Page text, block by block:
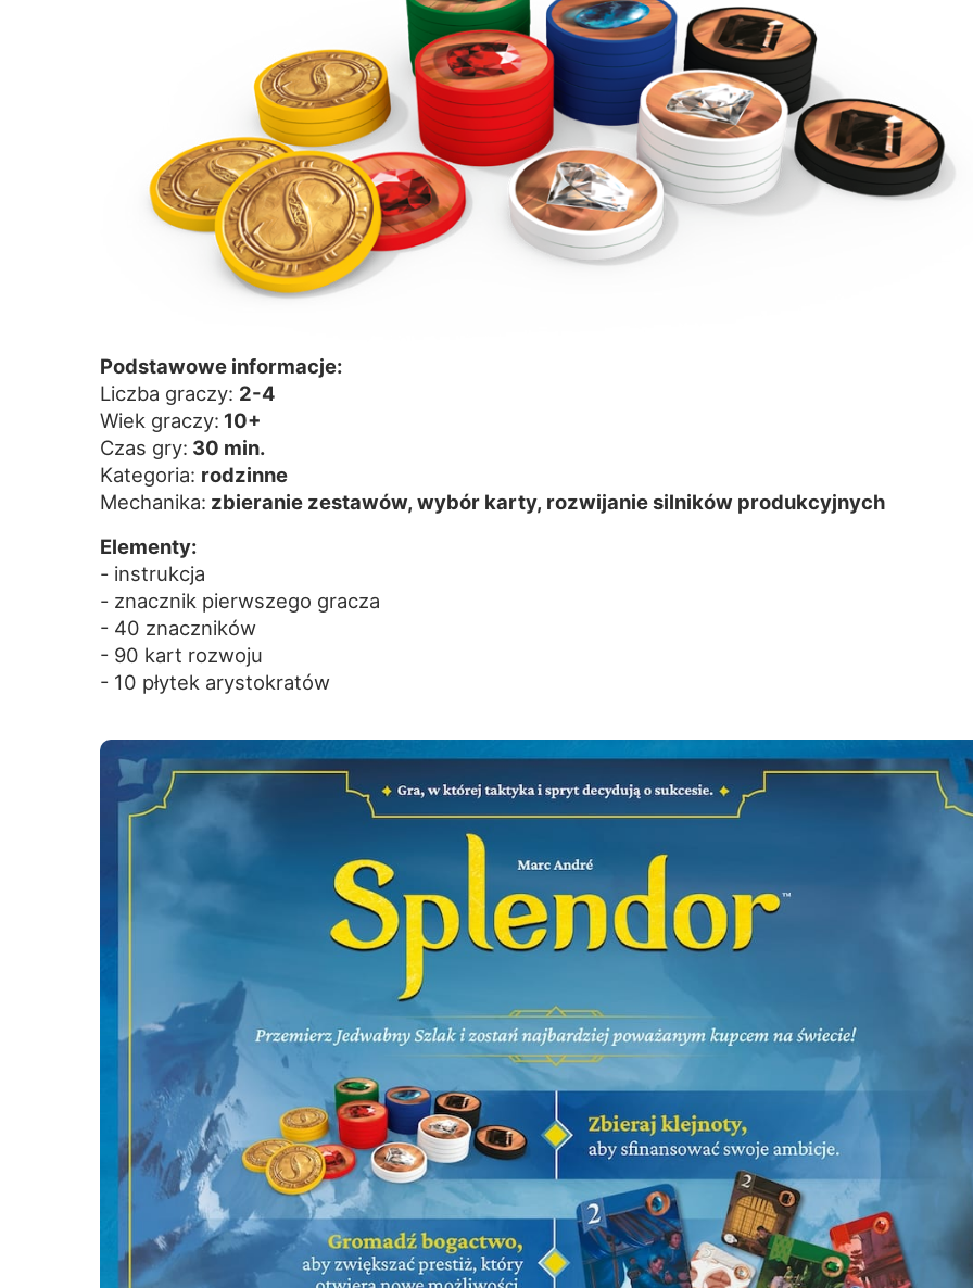
Podstawowe informacje:
Liczba graczy: 2-4
Wiek graczy: 10+
Czas gry: 30 min.
Kategoria: rodzinne
Mechanika: zbieranie zestawów, wybór karty, rozwijanie silników produkcyjnych
Elementy:
- instrukcja
- znacznik pierwszego gracza
- 40 znaczników
- 90 kart rozwoju
- 10 płytek arystokratów